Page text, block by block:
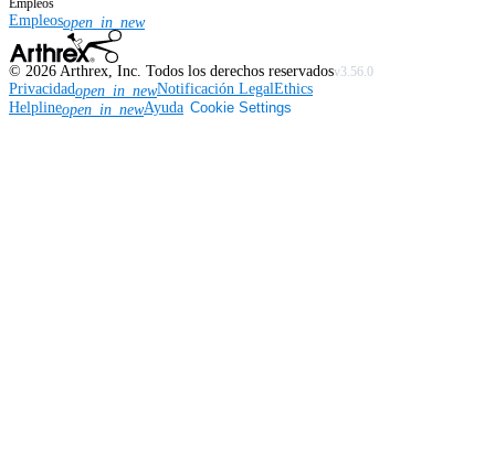
Empleos
Empleosopen_in_new
© 2026 Arthrex, Inc. Todos los derechos reservadosv3.56.0
Privacidadopen_in_newNotificación LegalEthics
Helplineopen_in_newAyuda Cookie Settings